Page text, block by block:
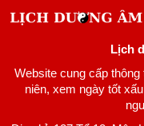
Lịch
Website cung cấp
niên, xem ngày tốt